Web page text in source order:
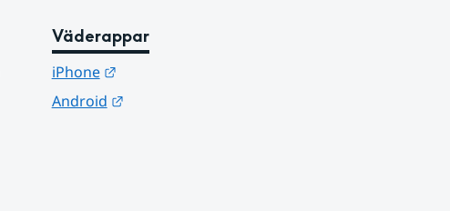
Väderappar
iPhone
Länk till annan webbplats.
Android
Länk till annan webbplats.